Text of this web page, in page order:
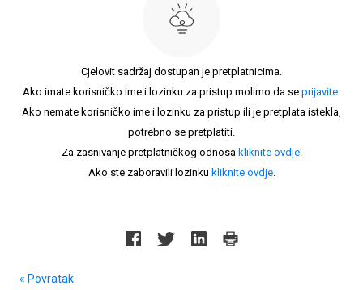
Cjelovit sadržaj dostupan je pretplatnicima.
Ako imate korisničko ime i lozinku za pristup molimo da se prijavite.
Ako nemate korisničko ime i lozinku za pristup ili je pretplata istekla,
potrebno se pretplatiti.
Za zasnivanje pretplatničkog odnosa kliknite ovdje.
Ako ste zaboravili lozinku kliknite ovdje.
« Povratak